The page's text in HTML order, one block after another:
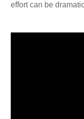
effort can be